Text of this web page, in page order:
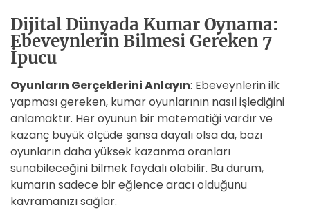
Dijital Dünyada Kumar Oynama:
Ebeveynlerin Bilmesi Gereken 7
İpucu
Oyunların Gerçeklerini Anlayın: Ebeveynlerin ilk
yapması gereken, kumar oyunlarının nasıl işlediğini
anlamaktır. Her oyunun bir matematiği vardır ve
kazanç büyük ölçüde şansa dayalı olsa da, bazı
oyunların daha yüksek kazanma oranları
sunabileceğini bilmek faydalı olabilir. Bu durum,
kumarın sadece bir eğlence aracı olduğunu
kavramanızı sağlar.